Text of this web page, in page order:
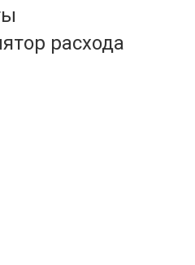
расхода